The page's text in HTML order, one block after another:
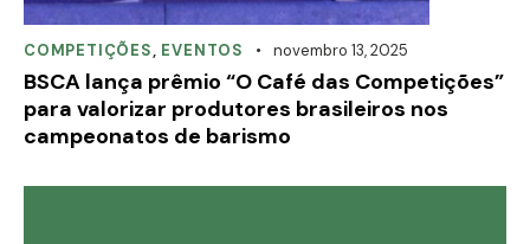
COMPETIÇÕES, EVENTOS novembro 13, 2025
BSCA lança prêmio “O Café das Competições”
para valorizar produtores brasileiros nos
campeonatos de barismo